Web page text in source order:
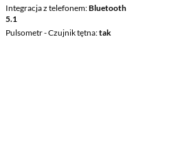
Integracja z telefonem Bluetooth
5.1
Pulsometr - Czujnik tętna tak